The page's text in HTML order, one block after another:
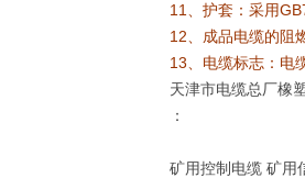
11、护套：采用
12、成品电缆的阻
13、电缆标志：电
天津市电缆总厂橡
：
矿用控制电缆 矿用